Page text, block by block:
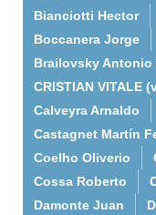
Bianciotti Hector
Boccanera Jorge
Brailovsky Antonio
CRISTIAN VITALE
Calveyra Arnaldo
Castagnet Martín
Coelho Oliverio
Cossa Roberto
Damonte Juan